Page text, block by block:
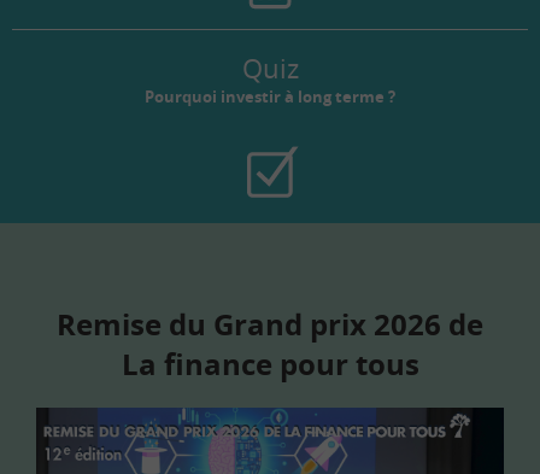
Quiz
Pourquoi investir à long terme ?
Remise du Grand prix 2026 de
La finance pour tous